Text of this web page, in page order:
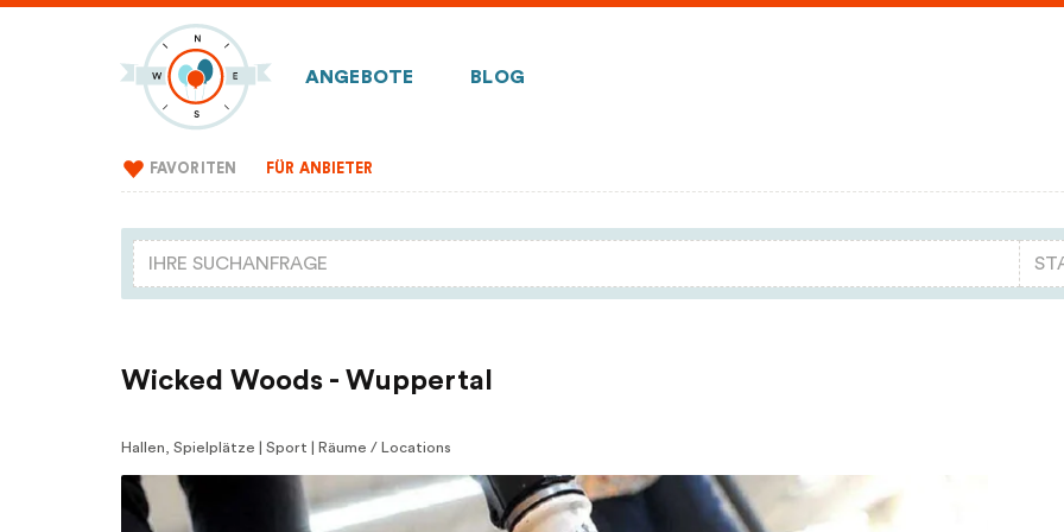
ANGEBOTE BLOG
FAVORITEN FÜR ANBIETER
Wicked Woods - Wuppertal
Hallen, Spielplätze | Sport | Räume / Locations